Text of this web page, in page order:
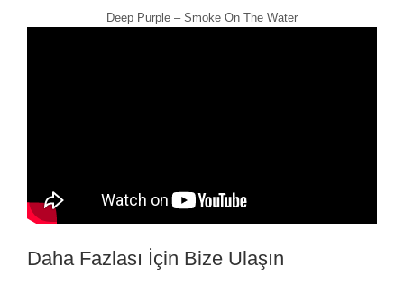
Deep Purple – Smoke On The Water
Daha Fazlası İçin Bize Ulaşın